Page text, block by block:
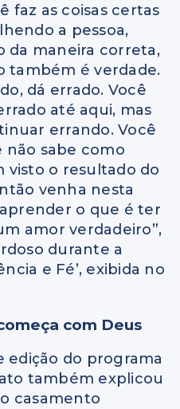
faz as coisas certas
a pessoa,
da maneira correta,
também é verdade.
dá errado. Você
até aqui, mas
errando. Você
não sabe como
visto o resultado do
venha nesta
o que é ter
amor verdadeiro”,
durante a
e Fé’, exibida no
com Deus
do programa
também explicou
casamento